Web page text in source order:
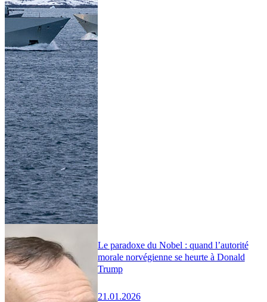
Le paradoxe du Nobel : quand l’autorité
morale norvégienne se heurte à Donald
Trump
21.01.2026